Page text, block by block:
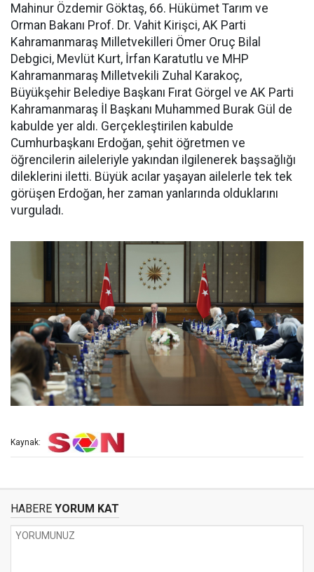
Mahinur Özdemir Göktaş, 66. Hükümet Tarım ve
Orman Bakanı Prof. Dr. Vahit Kirişci, AK Parti
Kahramanmaraş Milletvekilleri Ömer Oruç Bilal
Debgici, Mevlüt Kurt, İrfan Karatutlu ve MHP
Kahramanmaraş Milletvekili Zuhal Karakoç,
Büyükşehir Belediye Başkanı Fırat Görgel ve AK Parti
Kahramanmaraş İl Başkanı Muhammed Burak Gül de
kabulde yer aldı. Gerçekleştirilen kabulde
Cumhurbaşkanı Erdoğan, şehit öğretmen ve
öğrencilerin aileleriyle yakından ilgilenerek başsağlığı
dileklerini iletti. Büyük acılar yaşayan ailelerle tek tek
görüşen Erdoğan, her zaman yanlarında olduklarını
vurguladı.
Kaynak:
HABERE YORUM KAT